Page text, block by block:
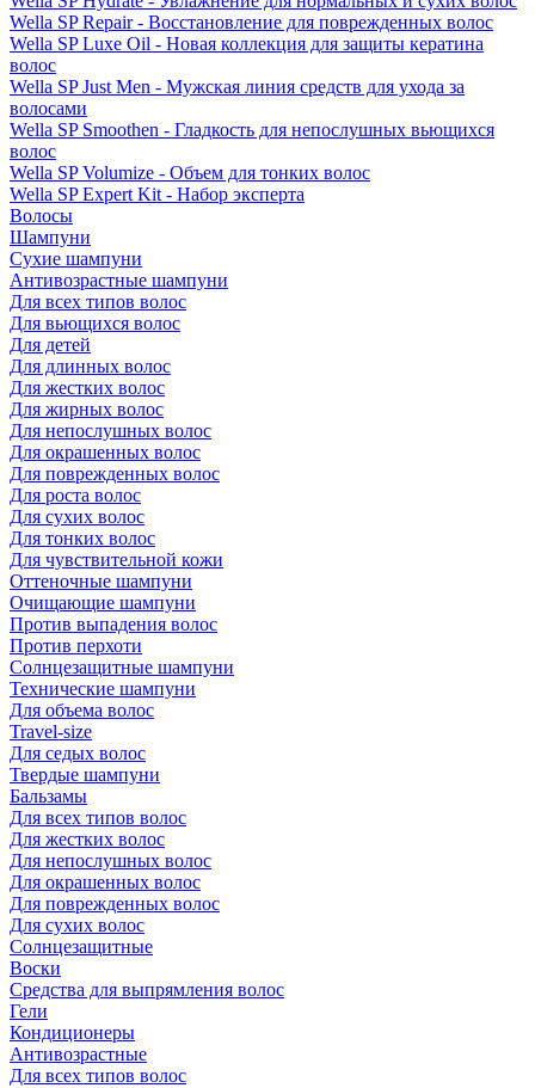
Wella SP Repair - Восстановление для поврежденных волос
Wella SP Luxe Oil - Новая коллекция для защиты кератина
волос
Wella SP Just Men - Мужская линия средств для ухода за
волосами
Wella SP Smoothen - Гладкость для непослушных вьющихся
волос
Wella SP Volumize - Объем для тонких волос
Wella SP Expert Kit - Набор эксперта
Волосы
Шампуни
Сухие шампуни
Антивозрастные шампуни
Для всех типов волос
Для вьющихся волос
Для детей
Для длинных волос
Для жестких волос
Для жирных волос
Для непослушных волос
Для окрашенных волос
Для поврежденных волос
Для роста волос
Для сухих волос
Для тонких волос
Для чувствительной кожи
Оттеночные шампуни
Очищающие шампуни
Против выпадения волос
Против перхоти
Солнцезащитные шампуни
Технические шампуни
Для объема волос
Travel-size
Для седых волос
Твердые шампуни
Бальзамы
Для всех типов волос
Для жестких волос
Для непослушных волос
Для окрашенных волос
Для поврежденных волос
Для сухих волос
Солнцезащитные
Воски
Средства для выпрямления волос
Гели
Кондиционеры
Антивозрастные
Для всех типов волос